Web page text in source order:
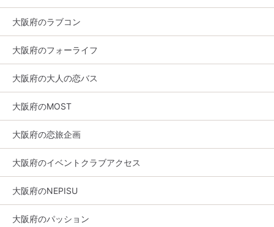
大阪府のラブコン
大阪府のフォーライフ
大阪府の大人の恋バス
大阪府のMOST
大阪府の恋旅企画
大阪府のイベントクラブアクセス
大阪府のNEPISU
大阪府のパッション